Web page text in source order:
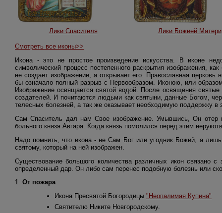
Лики Спасителя Лики Божией Матери
Смотреть все иконы>>
Икона - это не простое произведение искусства. В иконе
символический процесс постепенного раскрытия изображения,
не создает изображение, а открывает его. Православная
бы означало полный разрыв с Первообразом. Иконою, или
Изображение освящается святой водой. После освящения
создателей. И почитаются людьми как святыни, данные Богом,
телесных болезней, а так же оказывает необходимую поддержку в
Сам Спаситель дал нам Свое изображение. Умывшись, Он отер
больного князя Авгаря. Когда князь помолился перед этим
Надо помнить, что икона - не Сам Бог или угодник Божий, а
святому, который на ней изображен.
Существование большого количества различных икон
определенный дар. Он либо сам перенес подобную болезнь или
1. От пожара
Икона Пресвятой Богородицы "Неопалимая Купина"
Святителю Никите Новгородскому.